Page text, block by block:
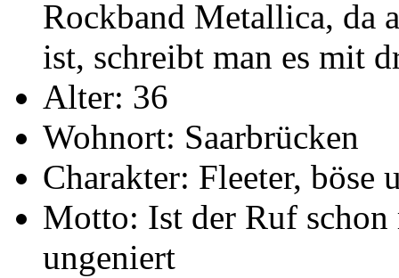
Rockband Metallica, da
ist, schreibt man es mit
Alter: 36
Wohnort: Saarbrücken
Charakter: Fleeter, böse
Motto: Ist der Ruf schon
ungeniert